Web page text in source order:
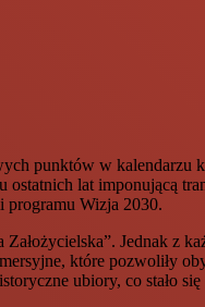
punktów w kalendarzu
ostatnich lat imponującą
programu Wizja 2030.
Jednak z
które pozwoliły
ubiory, co stało